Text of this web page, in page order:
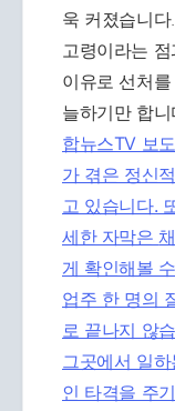
욱 커졌습니
고령이라는
이유로 선처
늘하기만 합
합뉴스TV 보
가 겪은 정신
고 있습니다.
세한 자막은
게 확인해볼
업주 한 명의
로 끝나지 않
그곳에서 일
인 타격을 주